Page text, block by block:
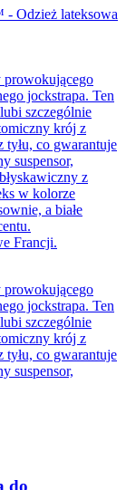
prowokującego
jockstrapa. Ten
szczególnie
krój z
co gwarantuje
suspensor,
z
w kolorze
a białe
Francji.
prowokującego
jockstrapa. Ten
szczególnie
krój z
co gwarantuje
suspensor,
do